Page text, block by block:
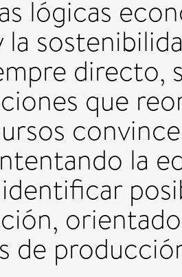
lógicas
la
directo,
que
la
de